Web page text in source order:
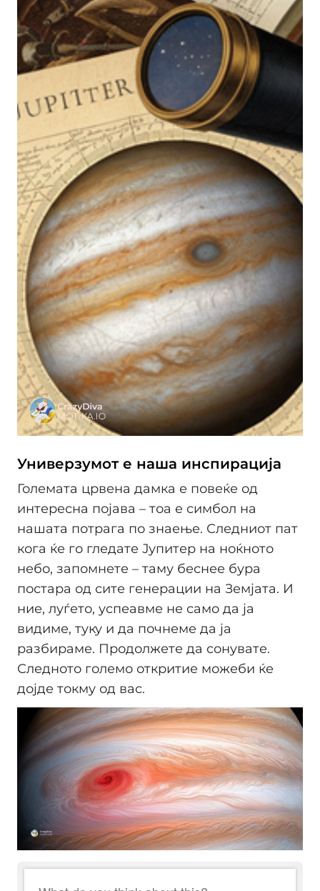
Универзумот е наша инспирација
Големата црвена дамка е повеќе од
интересна појава – тоа е симбол на
нашата потрага по знаење. Следниот пат
кога ќе го гледате Јупитер на ноќното
небо, запомнете – таму беснее бура
постара од сите генерации на Земјата. И
ние, луѓето, успеавме не само да ја
видиме, туку и да почнеме да ја
разбираме. Продолжете да сонувате.
Следното големо откритие можеби ќе
дојде токму од вас.